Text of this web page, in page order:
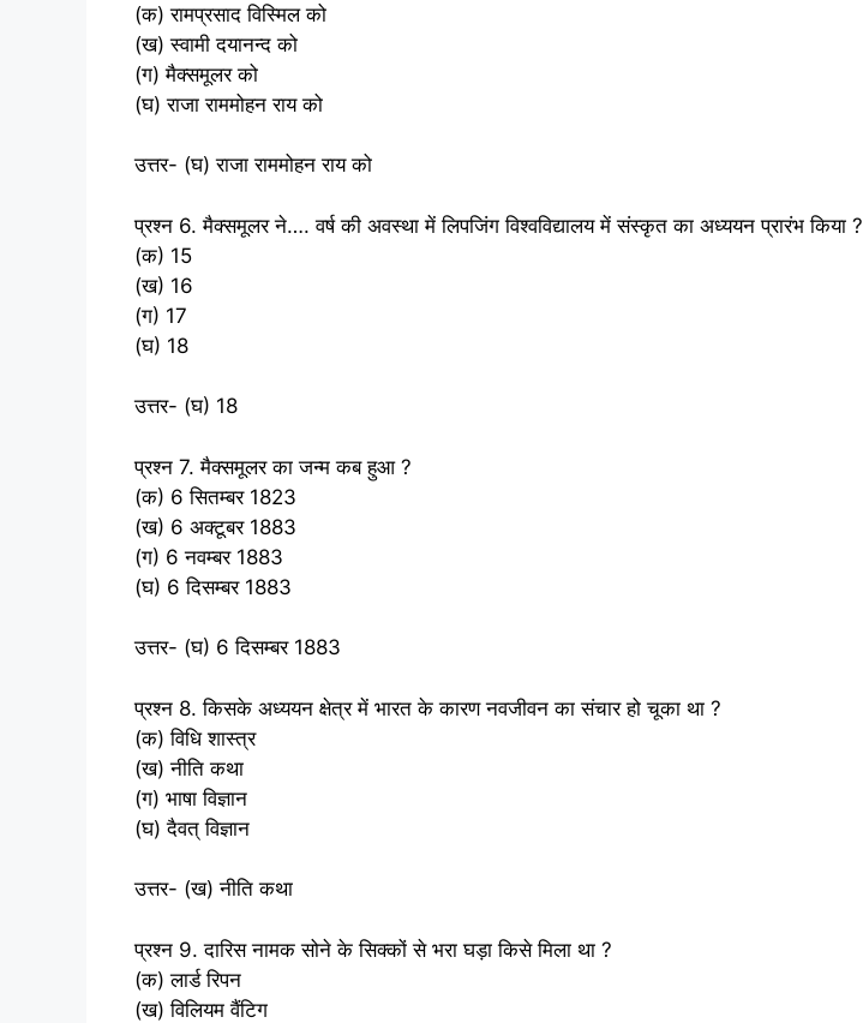
(क) रामप्रसाद विस्मिल को
(ख) स्‍वामी दयानन्‍द को
(ग) मैक्‍समूलर को
(घ) राजा राममोहन राय को
उत्तर- (घ) राजा राममोहन राय को
प्रश्न 6. मैक्‍समूलर ने…. वर्ष की अवस्‍था में लिपजिंग विश्‍वविद्यालय में संस्‍कृत का अध्‍ययन प्रारंभ किया ?
(क) 15
(ख) 16
(ग) 17
(घ) 18
उत्तर- (घ) 18
प्रश्न 7. मैक्‍समूलर का जन्‍म कब हुआ ?
(क) 6 सितम्‍बर 1823
(ख) 6 अक्‍टूबर 1883
(ग) 6 नवम्‍बर 1883
(घ) 6 दिसम्‍बर 1883
उत्तर- (घ) 6 दिसम्‍बर 1883
प्रश्न 8. किसके अध्‍ययन क्षेत्र में भारत के कारण नवजीवन का संचार हो चूका था ?
(क) विधि शास्‍त्र
(ख) नीति कथा
(ग) भाषा विज्ञान
(घ) दैवत् विज्ञान
उत्तर- (ख) नीति कथा
प्रश्न 9. दारिस नामक सोने के सिक्‍कों से भरा घड़ा किसे मिला था ?
(क) लार्ड रिपन
(ख) विलियम वैंटिग